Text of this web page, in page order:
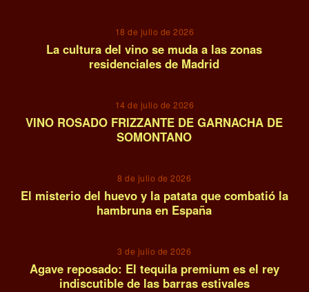
18 de julio de 2026
La cultura del vino se muda a las zonas
residenciales de Madrid
14 de julio de 2026
VINO ROSADO FRIZZANTE DE GARNACHA DE
SOMONTANO
8 de julio de 2026
El misterio del huevo y la patata que combatió la
hambruna en España
3 de julio de 2026
Agave reposado: El tequila premium es el rey
indiscutible de las barras estivales